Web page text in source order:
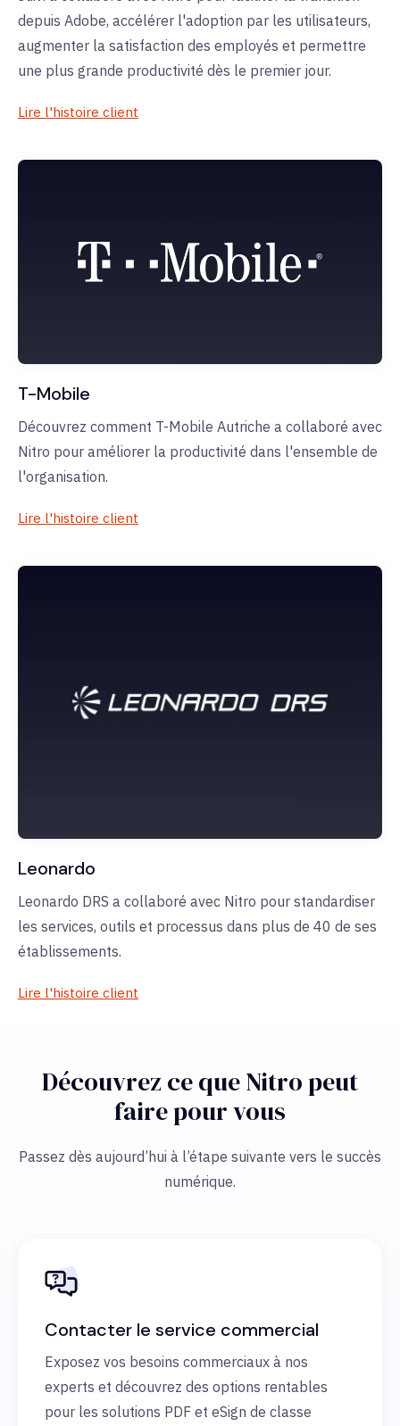
depuis Adobe, accélérer l'adoption par les utilisateurs,
augmenter la satisfaction des employés et permettre
une plus grande productivité dès le premier jour.
Lire l'histoire client
T-Mobile
Découvrez comment T-Mobile Autriche a collaboré avec
Nitro pour améliorer la productivité dans l'ensemble de
l'organisation.
Lire l'histoire client
Leonardo
Leonardo DRS a collaboré avec Nitro pour standardiser
les services, outils et processus dans plus de 40 de ses
établissements.
Lire l'histoire client
Découvrez ce que Nitro peut
faire pour vous
Passez dès aujourd’hui à l’étape suivante vers le succès
numérique.
Contacter le service commercial
Exposez vos besoins commerciaux à nos
experts et découvrez des options rentables
pour les solutions PDF et eSign de classe